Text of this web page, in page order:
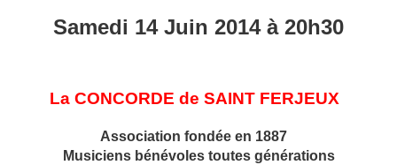
Samedi 14 Juin 2014 à 20h30
La CONCORDE de SAINT FERJEUX
Association fondée en 1887
Musiciens bénévoles toutes générations